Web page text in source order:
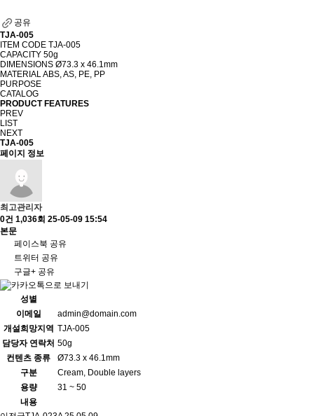
공유
TJA-005
ITEM CODE TJA-005
CAPACITY 50g
DIMENSIONS Ø73.3 x 46.1mm
MATERIALABS, AS, PE, PP
PURPOSE
CATALOG
PRODUCT FEATURES
PREV
LIST
NEXT
TJA-005
페이지 정보
최고관리자
0건 1,036회 25-05-09 15:54
본문
페이스북 공유
트위터 공유
구글+ 공유
성별
이메일
admin@domain.com
개설희망지역 TJA-005
담당자 연락처 50g
컨텐츠 종류
Ø73.3 x 46.1mm
구분
Cream, Double layers
용량
31 ~ 50
내용